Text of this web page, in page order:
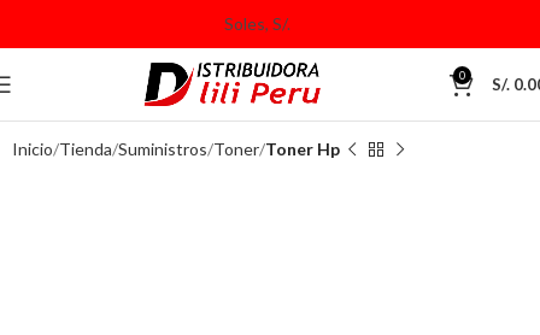
0 S/.
Inicio Tienda Suministros Toner Toner Hp